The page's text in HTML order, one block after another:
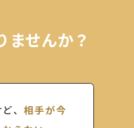
ませんか？
、相手が今